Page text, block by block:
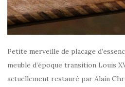
Petite merveille de placage
meuble d’époque transition Louis
actuellement restauré par Alain